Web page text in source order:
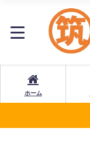
ホーム